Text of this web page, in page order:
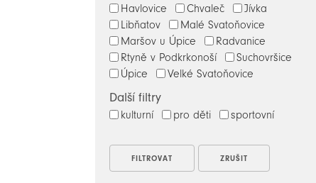
Havlovice
Chvaleč
Jívka
Libňatov
Malé Svatoňovice
Maršov u Úpice
Radvanice
Rtyně v Podkrkonoší
Suchovršice
Úpice
Velké Svatoňovice
Další filtry
kulturní pro děti sportovní